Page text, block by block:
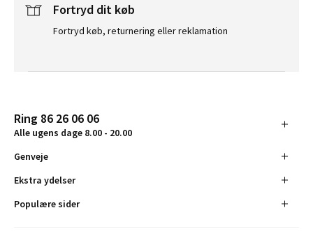
Fortryd dit køb
Fortryd køb, returnering eller reklamation
Ring 86 26 06 06
Alle ugens dage 8.00 - 20.00
Genveje
Ekstra ydelser
Populære sider